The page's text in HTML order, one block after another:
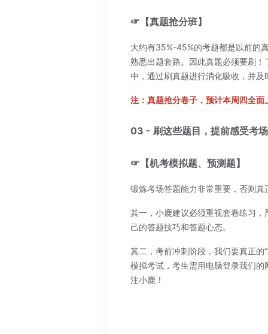
☞【真题抢分班】
大约有35%-45%的考题都是以前的
熟悉出题套路。因此真题必须要刷
中，通过刷真题进行消化吸收，并及
注：真题抢分卷子，预计本周四全
03 - 刷这些题目，提前感受考
☞【机考模拟题、预测题】
锻炼考场答题能力非常重要，否则
其一，小鹿建议必须重视套卷练习
己的答题技巧和答题心态。
其二，考前冲刺阶段，我们要真正
模拟考试，考生需用电脑登录我们
注小鹿！